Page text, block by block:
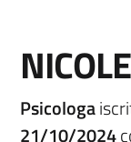
Psicologa
21/10/2024